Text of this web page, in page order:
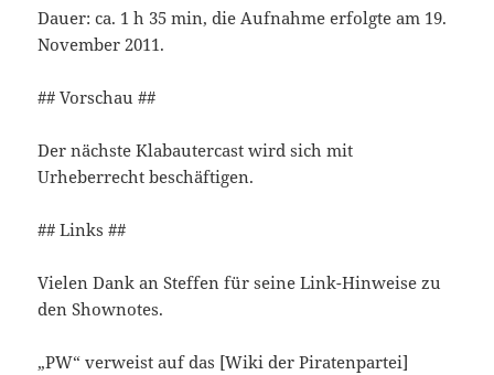
Dauer: ca. 1 h 35 min, die Aufnahme erfolgte am 19.
November 2011.
## Vorschau ##
Der nächste Klabautercast wird sich mit
Urheberrecht beschäftigen.
## Links ##
Vielen Dank an Steffen für seine Link-Hinweise zu
den Shownotes.
„PW“ verweist auf das [Wiki der Piratenpartei]